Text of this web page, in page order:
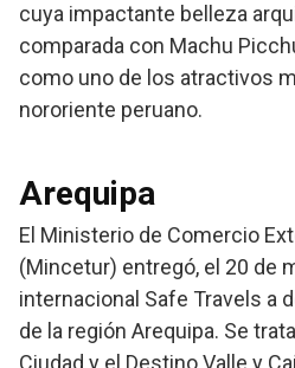
cuya impactante belleza
comparada con Machu
como uno de los atractivos
nororiente peruano.
Arequipa
El Ministerio de Comercio
(Mincetur) entregó, el 20 de
internacional Safe Travels a
de la región Arequipa. Se